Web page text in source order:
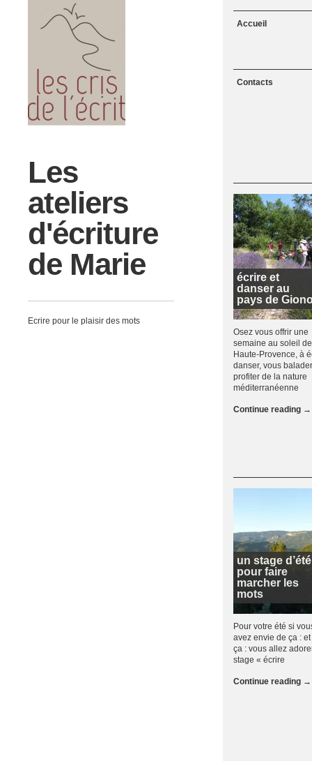
Les
ateliers
d'écriture
de Marie
Ecrire pour le plaisir des mots
Skip to content
Accueil
Contacts
écrire et
danser au
pays de
Osez vous offrir une
semaine au soleil de
Haute-Provence, à
danser, vous
profiter de la nature
méditerranéenne
Continue reading →
un stage d’été
pour faire
marcher les
mots
Pour votre été si
avez envie de ça :
ça : vous allez
stage « écrire
Continue reading →